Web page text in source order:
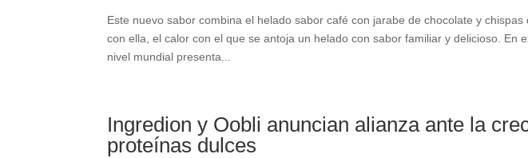
Este nuevo sabor combina el helado sabor café con jarabe de chocolate y
con ella, el calor con el que se antoja un helado con sabor familiar y delicioso. En
nivel mundial presenta...
Ingredion y Oobli anuncian alianza ante la
proteínas dulces